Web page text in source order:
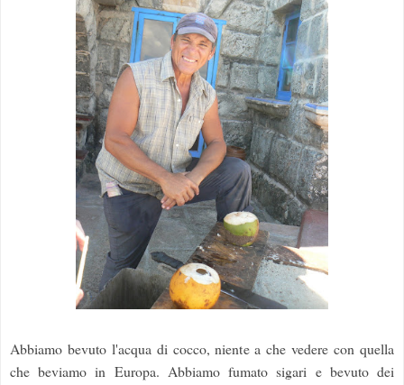
Abbiamo bevuto l'acqua di cocco, niente a che vedere con quella
che beviamo in Europa. Abbiamo fumato sigari e bevuto dei